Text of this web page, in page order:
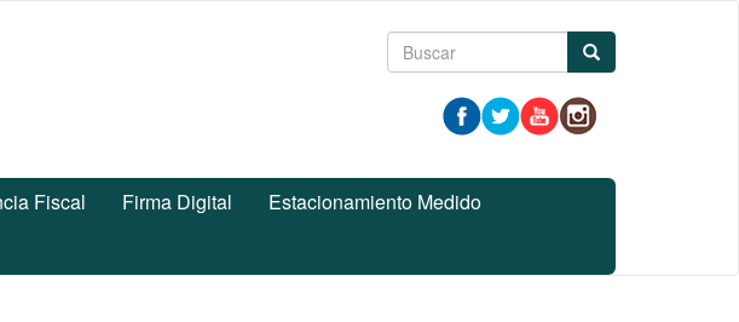
Formulario
búsqueda
Fiscal Firma Digital
Estacionamiento Medido